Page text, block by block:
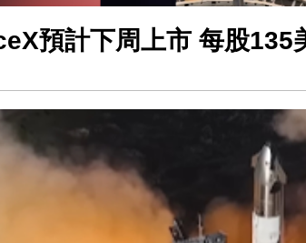
預計下周上市 每股135